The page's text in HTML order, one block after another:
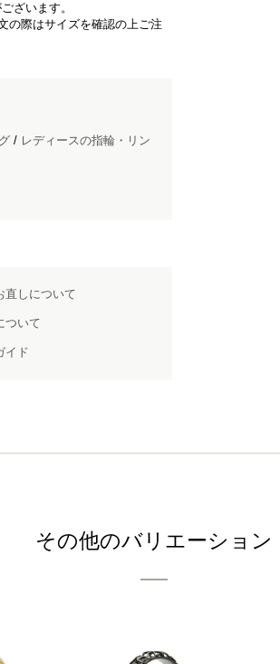
ざいます。
の際はサイズを確認の上ご注
/ レディースの指輪・リン
直しについて
ついて
イド
その他のバリエーション